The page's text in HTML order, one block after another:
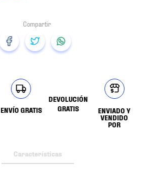
ENVÍO GRATIS
DEVOLUCIÓN
GRATIS
ENVIADO Y
VENDIDO
POR
Características